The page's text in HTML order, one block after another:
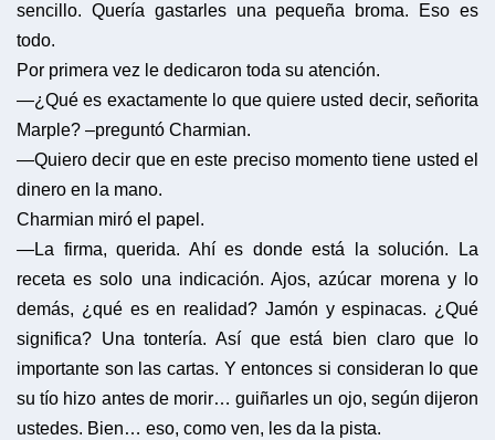
sencillo. Quería gastarles una pequeña broma. Eso es
todo.
Por primera vez le dedicaron toda su atención.
—¿Qué es exactamente lo que quiere usted decir, señorita
Marple? –preguntó Charmian.
—Quiero decir que en este preciso momento tiene usted el
dinero en la mano.
Charmian miró el papel.
—La firma, querida. Ahí es donde está la solución. La
receta es solo una indicación. Ajos, azúcar morena y lo
demás, ¿qué es en realidad? Jamón y espinacas. ¿Qué
significa? Una tontería. Así que está bien claro que lo
importante son las cartas. Y entonces si consideran lo que
su tío hizo antes de morir… guiñarles un ojo, según dijeron
ustedes. Bien… eso, como ven, les da la pista.